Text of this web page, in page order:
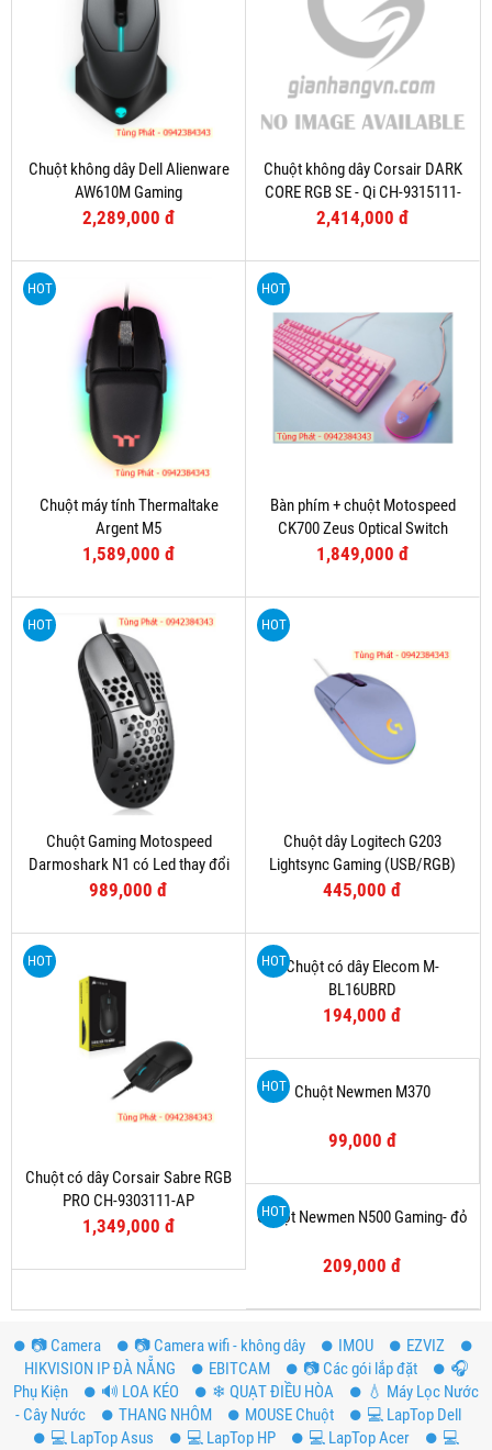
- Trọng lượng 10.4 kg
- Số bậc: 13 bậc
- Khoảng cách giữa các bậc: 300mm
- Tải trọng 150kg
PHỤ KIỆN :
- Đi kèm với thang có các nệm cao su ở các chân thang và tại các khớp
nối, để đảm bảo tối đa độ an toàn trong quá trình sử dụng thang.
Từ khóa:
Bán thang nhôm uy tín chất lượng tại Đà nẵng
Thang ghế chất lượng cao tại Đà nẵng
thang ghế bảo hành lâu dài uy tính tại Đà nẵng
Thang ghế nhôm uy tín đà nẵng
Bán thang nhôm chất lượng cao Đà nẵng
Bình chọn sản phẩm:
Sản phẩm cùng loại
HOT
W600 AMW60002AP-52
249,000 đ
HOT
Chuột máy tính không dây Rapoo
HOT